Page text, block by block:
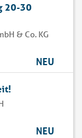
20-30
& Co. KG
NEU
NEU